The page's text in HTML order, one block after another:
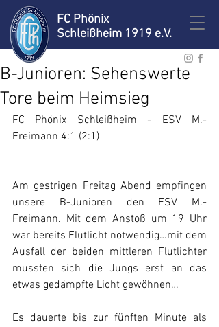
FC Phönix
Schleißheim 1919 e.V.
B-Junioren: Sehenswerte
Tore beim Heimsieg
FC Phönix Schleißheim - ESV M.-
Freimann 4:1 (2:1)
Am gestrigen Freitag Abend empfingen
unsere B-Junioren den ESV M.-
Freimann. Mit dem Anstoß um 19 Uhr
war bereits Flutlicht notwendig…mit dem
Ausfall der beiden mittleren Flutlichter
mussten sich die Jungs erst an das
etwas gedämpfte Licht gewöhnen…
Es dauerte bis zur fünften Minute als